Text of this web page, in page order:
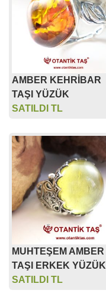
AMBER KEHRİBAR
TAŞI YÜZÜK
SATILDI TL
MUHTEŞEM AMBER
TAŞI ERKEK YÜZÜK
SATILDI TL